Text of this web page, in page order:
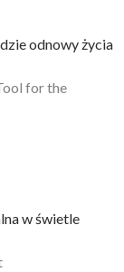
odnowy życia
for the
w świetle